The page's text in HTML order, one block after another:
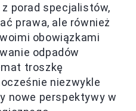
porad specjalistów,
prawa, ale również
obowiązkami
odpadów
troszkę
niezwykle
nowe perspektywy w